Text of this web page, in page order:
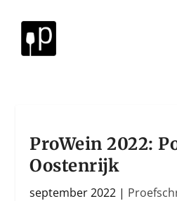
ProWein 2022:
Oostenrijk
september 2022 |